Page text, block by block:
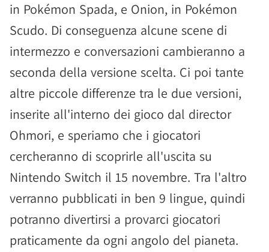
in Pokémon Spada, e Onion, in Pokémon
Scudo. Di conseguenza alcune scene di
intermezzo e conversazioni cambieranno a
seconda della versione scelta. Ci poi tante
altre piccole differenze tra le due versioni,
inserite all'interno dei gioco dal director
Ohmori, e speriamo che i giocatori
cercheranno di scoprirle all'uscita su
Nintendo Switch il 15 novembre. Tra l'altro
verranno pubblicati in ben 9 lingue, quindi
potranno divertirsi a provarci giocatori
praticamente da ogni angolo del pianeta.